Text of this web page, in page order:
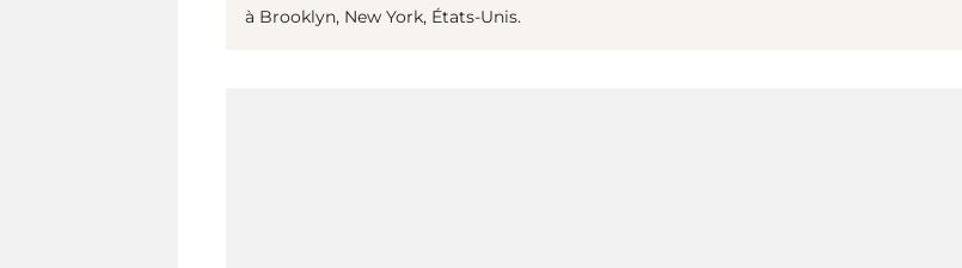
à Brooklyn, New York, États-Unis.